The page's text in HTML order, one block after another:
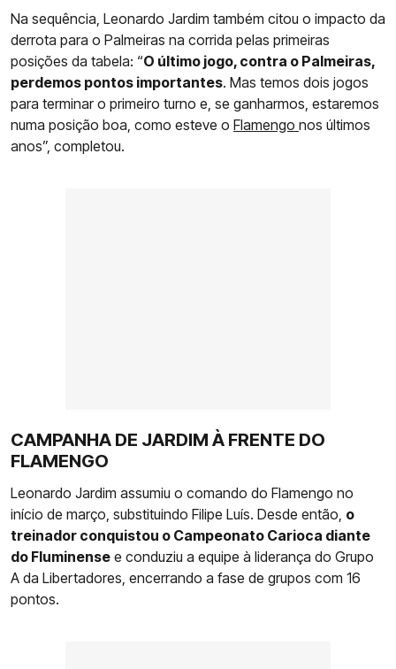
Na sequência, Leonardo Jardim também citou o impacto da
derrota para o Palmeiras na corrida pelas primeiras
posições da tabela: “O último jogo, contra o Palmeiras,
perdemos pontos importantes. Mas temos dois jogos
para terminar o primeiro turno e, se ganharmos, estaremos
numa posição boa, como esteve o Flamengo nos últimos
anos”, completou.
CAMPANHA DE JARDIM À FRENTE DO
FLAMENGO
Leonardo Jardim assumiu o comando do Flamengo no
início de março, substituindo Filipe Luís. Desde então, o
treinador conquistou o Campeonato Carioca diante
do Fluminense e conduziu a equipe à liderança do Grupo
A da Libertadores, encerrando a fase de grupos com 16
pontos.